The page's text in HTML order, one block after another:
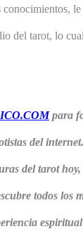
del tarot, lo
para
del
del tarot
todos los